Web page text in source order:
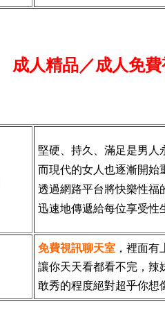
成人精品／成人免
堅硬、持久、滿足是男人
而現代的女人也逐漸開始
透過網路平台將快樂性福
迅速地傳遞給每位享受性
免費視訊聊天室 ，裡面
讓你天天看都看不完，辣
敢秀的程度絕對超乎你想